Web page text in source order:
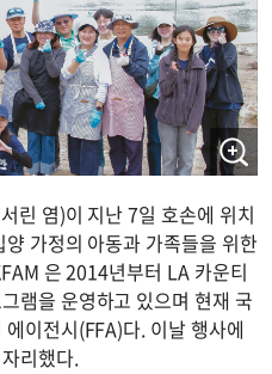
린 염)이 지난 7일 호손에 위치
가정의 아동과 가족들을 위한
은 2014년부터 LA 카운티
램을 운영하고 있으며 현재 국
이전시(FFA)다. 이날 행사에
리했다.